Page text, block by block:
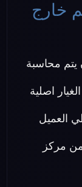
خارج
يتم محاسبة
اصلية
العميل
مركز